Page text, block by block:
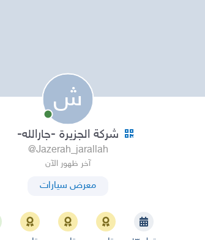
ش
شركة الجزيرة -جارالله-
@Jazerah_jarallah
آخر ظهور الآن
معرض سيارات